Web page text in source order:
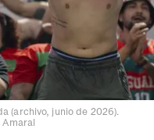
(archivo, junio de 2026).
Amaral